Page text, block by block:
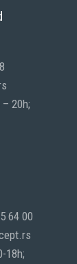
20h;
64 00
18h;